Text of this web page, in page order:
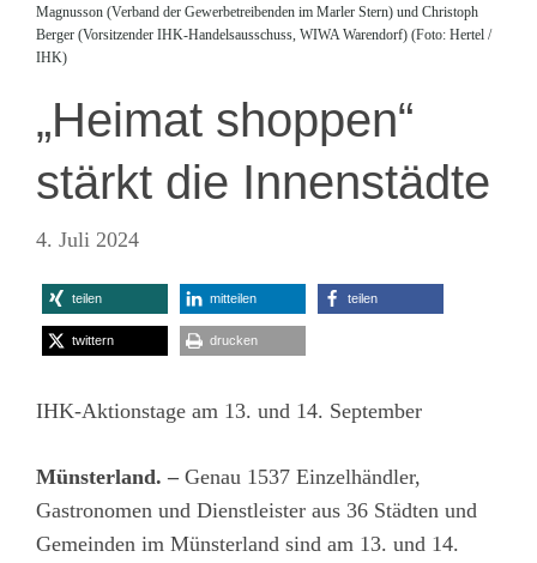
Magnusson (Verband der Gewerbetreibenden im Marler Stern) und Christoph
Berger (Vorsitzender IHK-Handelsausschuss, WIWA Warendorf) (Foto: Hertel /
IHK)
„Heimat shoppen“
stärkt die Innenstädte
4. Juli 2024
teilen mitteilen teilen
twittern drucken
IHK-Aktionstage am 13. und 14. September
Münsterland. –Genau 1537 Einzelhändler,
Gastronomen und Dienstleister aus 36 Städten und
Gemeinden im Münsterland sind am 13. und 14.